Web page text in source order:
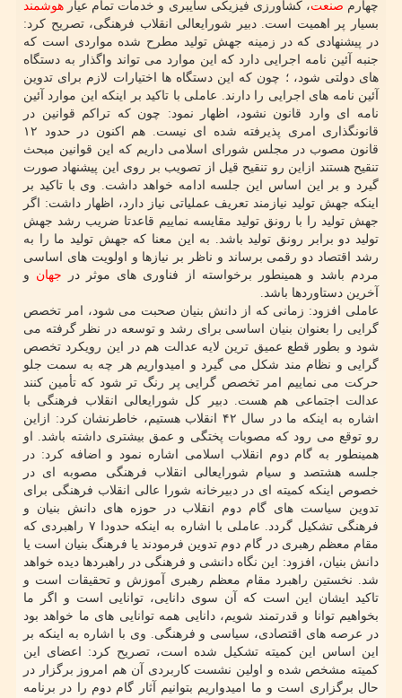
چهارم صنعت، کشاورزی فیزیکی سایبری و خدمات تمام عیار هوشمند
بسیار پر اهمیت است. دبیر شورایعالی انقلاب فرهنگی، تصریح کرد:
در پیشنهادی که در زمینه جهش تولید مطرح شده مواردی است که
های دولتی شود، ؛ چون که این دستگاه ها اختیارات لازم برای تدوین
آئین نامه های اجرایی را دارند. عاملی با تاکید بر اینکه این موارد آئین
نامه ای وارد قانون نشود، اظهار نمود: چون که تراکم قوانین در
قانونگذاری امری پذیرفته شده ای نیست. هم اکنون در حدود ۱۲
قانون مصوب در مجلس شورای اسلامی داریم که این قوانین مبحث
تنقیح هستند ازاین رو تنقیح قیل از تصویب بر روی این پیشنهاد صورت
گیرد و بر این اساس این جلسه ادامه خواهد داشت. وی با تاکید بر
اینکه جهش تولید نیازمند تعریف عملیاتی نیاز دارد، اظهار داشت: اگر
جهش تولید را با رونق تولید مقایسه نماییم قاعدتا ضریب رشد جهش
تولید دو برابر رونق تولید باشد. به این معنا که جهش تولید ما را به
رشد اقتصاد دو رقمی برساند و ناظر بر نیازها و اولویت های اساسی
مردم باشد و همینطور برخواسته از فناوری های موثر در جهان و
آخرین دستاوردها باشد.
عاملی افزود: زمانی که از دانش بنیان صحبت می شود، امر تخصص
گرایی را بعنوان بنیان اساسی برای رشد و توسعه در نظر گرفته می
شود و بطور قطع عمیق ترین لایه عدالت هم در این رویکرد تخصص
گرایی و نظام مند شکل می گیرد و امیدواریم هر چه به سمت جلو
حرکت می نماییم امر تخصص گرایی پر رنگ تر شود که تأمین کنند
عدالت اجتماعی هم هست. دبیر کل شورایعالی انقلاب فرهنگی با
اشاره به اینکه ما در سال ۴۲ انقلاب هستیم، خاطرنشان کرد: ازاین
رو توقع می رود که مصوبات پختگی و عمق بیشتری داشته باشد. او
همینطور به گام دوم انقلاب اسلامی اشاره نمود و اضافه کرد: در
جلسه هشتصد و سی‎ام شورایعالی انقلاب فرهنگی مصوبه ای در
خصوص اینکه کمیته ای در دبیرخانه شورا عالی انقلاب فرهنگی برای
تدوین سیاست های گام دوم انقلاب در حوزه های دانش بنیان و
فرهنگی تشکیل گردد. عاملی با اشاره به اینکه حدودا ۷ راهبردی که
مقام معظم رهبری در گام دوم تدوین فرمودند یا فرهنگ بنیان است یا
دانش بنیان، افزود: این نگاه دانشی و فرهنگی در راهبردها دیده خواهد
شد. نخستین راهبرد مقام معظم رهبری آموزش و تحقیقات است و
تاکید ایشان این است که آن سوی دانایی، توانایی است و اگر ما
بخواهیم توانا و قدرتمند شویم، دانایی همه توانایی های ما خواهد بود
در عرصه های اقتصادی، سیاسی و فرهنگی. وی با اشاره به اینکه بر
این اساس این کمیته تشکیل شده است، تصریح کرد: اعضای این
کمیته مشخص شده و اولین نشست کاربردی آن هم امروز برگزار در
حال برگزاری است و ما امیدواریم بتوانیم آثار گام دوم را در برنامه